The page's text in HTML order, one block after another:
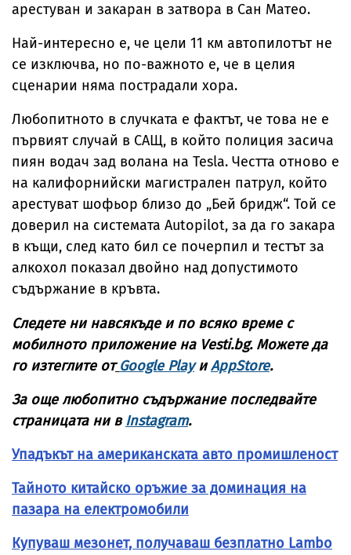
арестуван и закаран в затвора в Сан Матео.
Най-интересно е, че цели 11 км автопилотът не
се изключва, но по-важното е, че в целия
сценарии няма пострадали хора.
Любопитното в случката е фактът, че това не е
първият случай в САЩ, в който полиция засича
пиян водач зад волана на Tesla. Честта отново е
на калифорнийски магистрален патрул, който
арестуват шофьор близо до „Бей бридж“. Той се
доверил на системата Autopilot, за да го закара
в къщи, след като бил се почерпил и тестът за
алкохол показал двойно над допустимото
съдържание в кръвта.
Следете ни навсякъде и по всяко време с
мобилното приложение на Vesti.bg. Можете да
го изтеглите от Google PlayиAppStore.
За още любопитно съдържание последвайте
страницата ни вInstagram.
Упадъкът на американската авто промишленост
Тайното китайско оръжие за доминация на
пазара на електромобили
Купуваш мезонет, получаваш безплатно Lambo